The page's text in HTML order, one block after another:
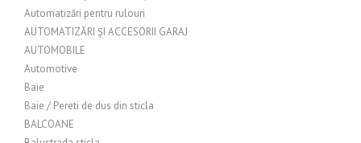
Automatizări pentru rulouri
AUTOMATIZĂRI ȘI ACCESORII GARAJ
AUTOMOBILE
Automotive
Baie
Baie / Pereti de dus din sticla
BALCOANE